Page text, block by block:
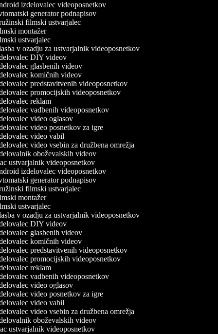
izdelovalec videoposnetkov
generator podnapisov
filmski ustvarjalec
montažer
ustvarjalec
v ozadju za ustvarjalnik videoposnetkov
DIY videov
glasbenih videov
komičnih videov
predstavitvenih videoposnetkov
promocijskih videoposnetkov
reklam
vadbenih videoposnetkov
video oglasov
video posnetkov za igre
video vabil
video vsebin za družbena omrežja
oboževalskih videov
ustvarjalnik videoposnetkov
izdelovalec videoposnetkov
generator podnapisov
filmski ustvarjalec
montažer
ustvarjalec
v ozadju za ustvarjalnik videoposnetkov
DIY videov
glasbenih videov
komičnih videov
predstavitvenih videoposnetkov
promocijskih videoposnetkov
reklam
vadbenih videoposnetkov
video oglasov
video posnetkov za igre
video vabil
video vsebin za družbena omrežja
oboževalskih videov
ustvarjalnik videoposnetkov